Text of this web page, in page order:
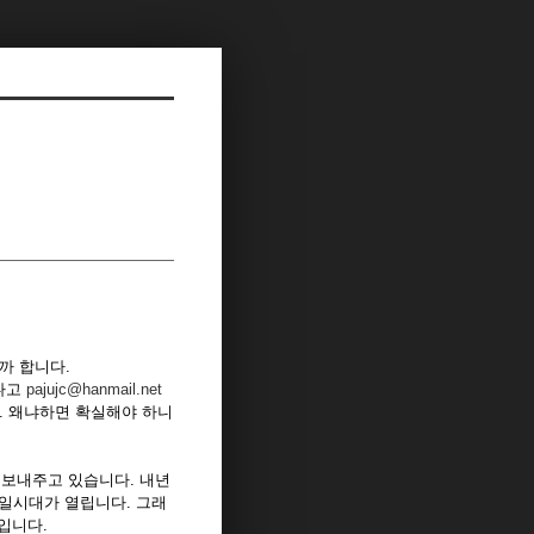
합니다.
고 pajujc@hanmail.net
냐하면 확실해야 하니
내주고 있습니다. 내년
시대가 열립니다. 그래
니다.